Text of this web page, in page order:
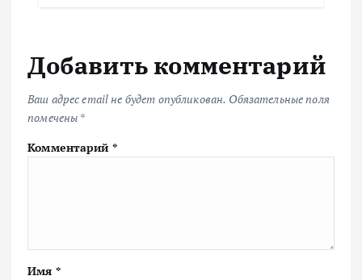
Добавить комментарий
Ваш адрес email не будет опубликован. Обязательные поля
помечены *
Комментарий *
Имя *